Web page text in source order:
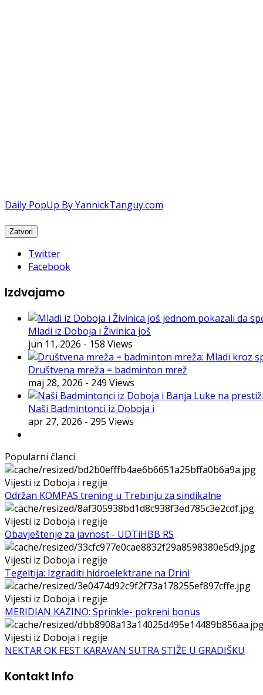
Daily PopUp By YannickTanguy.com
Twitter
Facebook
Izdvajamo
Mladi iz Doboja i Živinica još
jun 11, 2026 - 158 Views
Društvena mreža = badminton mrež
maj 28, 2026 - 249 Views
Naši Badmintonci iz Doboja i
apr 27, 2026 - 295 Views
Popularni članci
Vijesti iz Doboja i regije
Održan KOMPAS trening u Trebinju za sindikalne
Vijesti iz Doboja i regije
Obavještenje za javnost - UDTiHBB RS
Vijesti iz Doboja i regije
Tegeltija: Izgraditi hidroelektrane na Drini
Vijesti iz Doboja i regije
MERIDIAN KAZINO: Sprinkle- pokreni bonus
Vijesti iz Doboja i regije
NEKTAR OK FEST KARAVAN SUTRA STIŽE U GRADIŠKU
Kontakt Info